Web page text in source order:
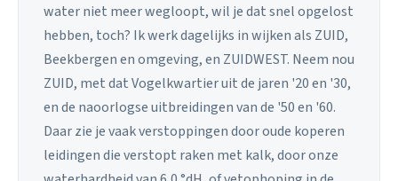
water niet meer wegloopt, wil je dat snel opgelost
hebben, toch? Ik werk dagelijks in wijken als ZUID,
Beekbergen en omgeving, en ZUIDWEST. Neem nou
ZUID, met dat Vogelkwartier uit de jaren '20 en '30,
en de naoorlogse uitbreidingen van de '50 en '60.
Daar zie je vaak verstoppingen door oude koperen
leidingen die verstopt raken met kalk, door onze